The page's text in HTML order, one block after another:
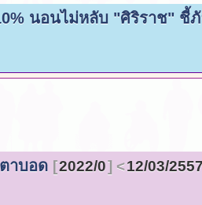
นอนไม่หลับ "ศิริราช" ชี้
าบอด 2022/0 12/03/